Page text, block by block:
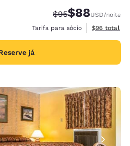
Tarifa anterior
$95Tarifa com
$88USD/noite
Tarifa para sócio
Exibir
$96 total
já